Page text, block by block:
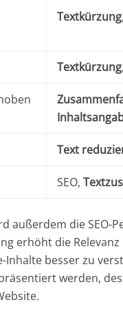
Textkürzung,
Textkürzung,
Text
SEO,
außerdem die SEO-
erhöht die
besser zu
werden,
für